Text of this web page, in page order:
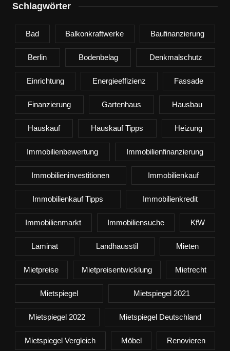
Schlagwörter
Bad Balkonkraftwerke Baufinanzierung
Berlin Bodenbelag Denkmalschutz
Einrichtung Energieeffizienz Fassade
Finanzierung Gartenhaus Hausbau
Hauskauf Hauskauf Tipps Heizung
Immobilienbewertung Immobilienfinanzierung
Immobilieninvestitionen Immobilienkauf
Immobilienkauf Tipps Immobilienkredit
Immobilienmarkt Immobiliensuche KfW
Laminat Landhausstil Mieten
Mietpreise Mietpreisentwicklung Mietrecht
Mietspiegel Mietspiegel 2021
Mietspiegel 2022 Mietspiegel Deutschland
Mietspiegel Vergleich Möbel Renovieren